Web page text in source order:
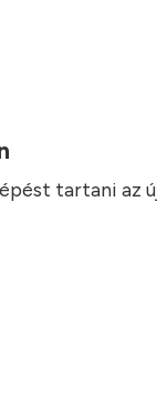
tartani az